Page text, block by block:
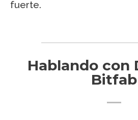
fuerte.
Hablando con
Bitfab